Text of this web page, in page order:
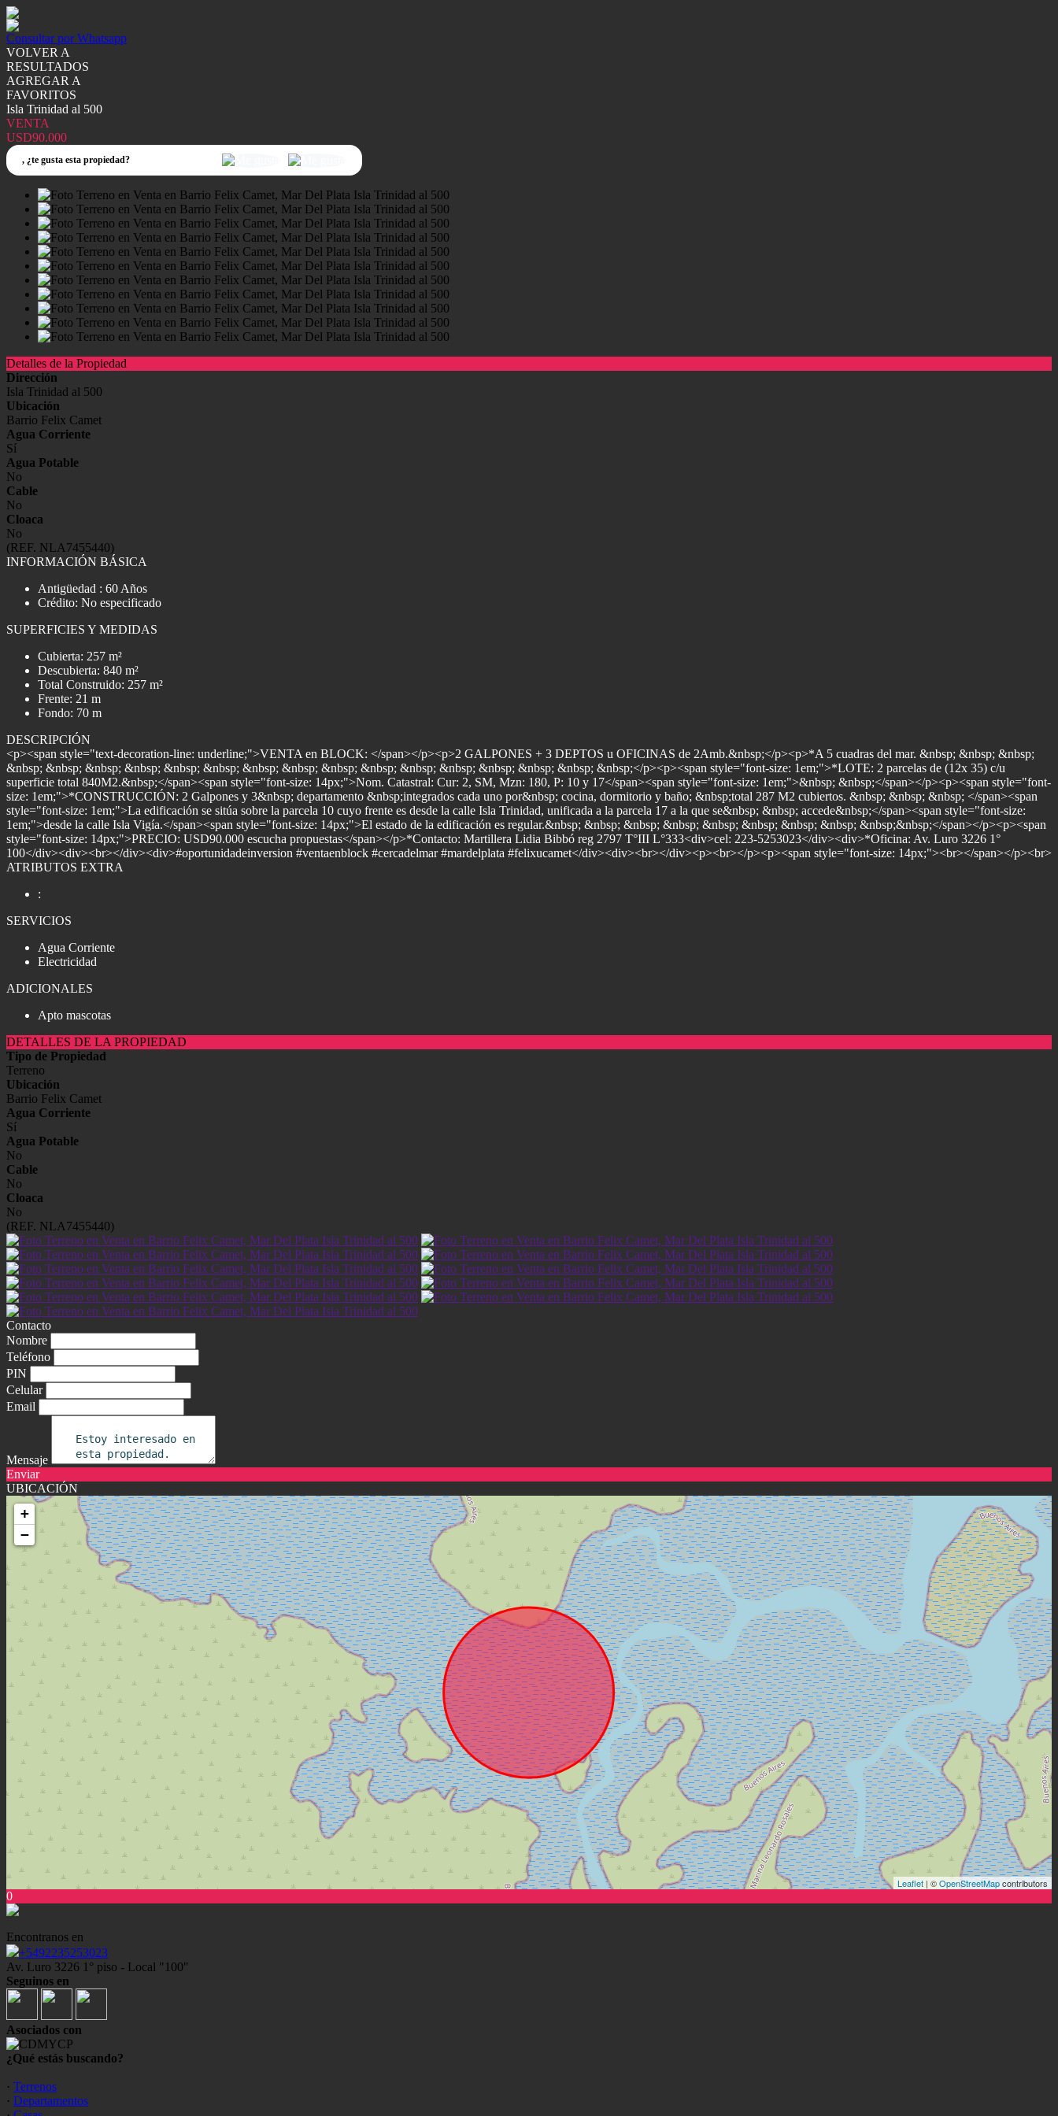
Consultar por Whatsapp
VOLVER A
RESULTADOS
AGREGAR A
FAVORITOS
Isla Trinidad al 500
VENTA
USD90.000
, ¿te gusta esta propiedad?
Detalles de la Propiedad
Dirección
Isla Trinidad al 500
Ubicación
Barrio Felix Camet
Agua Corriente
Sí
Agua Potable
No
Cable
No
Cloaca
No
(REF. NLA7455440)
INFORMACIÓN BÁSICA
Antigüedad : 60 Años
Crédito: No especificado
SUPERFICIES Y MEDIDAS
Cubierta: 257 m²
Descubierta: 840 m²
Total Construido: 257 m²
Frente: 21 m
Fondo: 70 m
DESCRIPCIÓN
<p><span style="text-decoration-line: underline;">VENTA en BLOCK: </span></p><p>2 GALPONES + 3 DEPTOS u OFICINAS de 2Amb.&nbsp;</p><p>*A 5 cuadras del mar. &nbsp; &nbsp; &nbsp;
&nbsp; &nbsp; &nbsp; &nbsp; &nbsp; &nbsp; &nbsp; &nbsp; &nbsp; &nbsp; &nbsp; &nbsp; &nbsp; &nbsp; &nbsp; &nbsp;</p><p><span style="font-size: 1em;">*LOTE: 2 parcelas de (12x 35) c/u
superficie total 840M2.&nbsp;</span><span style="font-size: 14px;">Nom. Catastral: Cur: 2, SM, Mzn: 180, P: 10 y 17</span><span style="font-size: 1em;">&nbsp; &nbsp;</span></p><p><span style="font-
size: 1em;">*CONSTRUCCIÓN: 2 Galpones y 3&nbsp; departamento &nbsp;integrados cada uno por&nbsp; cocina, dormitorio y baño; &nbsp;total 287 M2 cubiertos. &nbsp; &nbsp; &nbsp; </span><span
style="font-size: 1em;">La edificación se sitúa sobre la parcela 10 cuyo frente es desde la calle Isla Trinidad, unificada a la parcela 17 a la que se&nbsp; &nbsp; accede&nbsp;</span><span style="font-size:
1em;">desde la calle Isla Vigía.</span><span style="font-size: 14px;">El estado de la edificación es regular.&nbsp; &nbsp; &nbsp; &nbsp; &nbsp; &nbsp; &nbsp; &nbsp; &nbsp;&nbsp;</span></p><p><span
style="font-size: 14px;">PRECIO: USD90.000 escucha propuestas</span></p>*Contacto: Martillera Lidia Bibbó reg 2797 T°III L°333<div>cel: 223-5253023</div><div>*Oficina: Av. Luro 3226 1°
100</div><div><br></div><div>#oportunidadeinversion #ventaenblock #cercadelmar #mardelplata #felixucamet</div><div><br></div><p><br></p><p><span style="font-size: 14px;"><br></span></p><br>
ATRIBUTOS EXTRA
:
SERVICIOS
Agua Corriente
Electricidad
ADICIONALES
Apto mascotas
DETALLES DE LA PROPIEDAD
Tipo de Propiedad
Terreno
Ubicación
Barrio Felix Camet
Agua Corriente
Sí
Agua Potable
No
Cable
No
Cloaca
No
(REF. NLA7455440)
Contacto
Nombre
Teléfono
PIN
Celular
Email
Mensaje
Enviar
UBICACIÓN
+
−
Leaflet | ©OpenStreetMapcontributors
0
Encontranos en
+5492235253023
Av. Luro 3226 1° piso - Local "100"
Seguinos en
Asociados con
¿Qué estás buscando?
· Terrenos
· Departamentos